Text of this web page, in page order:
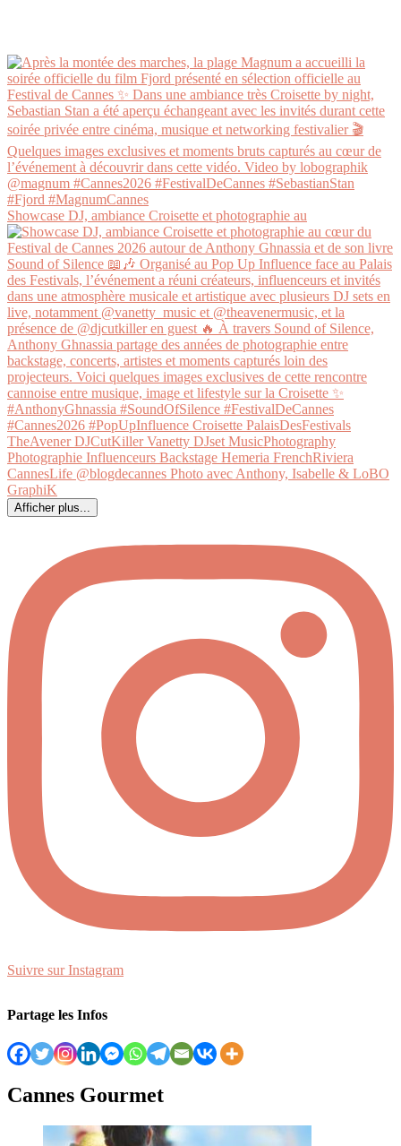
Showcase DJ, ambiance Croisette et photographie au
Afficher plus...
Suivre sur Instagram
Partage les Infos
Cannes Gourmet